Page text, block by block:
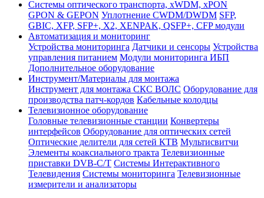
Системы оптического транспорта, xWDM, xPON
GPON & GEPON Уплотнение CWDM/DWDM SFP,
GBIC, XFP, SFP+, X2, XENPAK, QSFP+, CFP модули
Автоматизация и мониторинг
Устройства мониторинга Датчики и сенсоры Устройства
управления питанием Модули мониторинга ИБП
Дополнительное оборудование
Инструмент/Материалы для монтажа
Инструмент для монтажа СКС ВОЛС Оборудование для
производства патч-кордов Кабельные колодцы
Телевизионное оборудование
Головные телевизионные станции Конвертеры
интерфейсов Оборудование для оптических сетей
Оптические делители для сетей КТВ Мультисвитчи
Элементы коаксиального тракта Телевизионные
приставки DVB-C/T Системы Интерактивного
Телевидения Системы мониторинга Телевизионные
измерители и анализаторы